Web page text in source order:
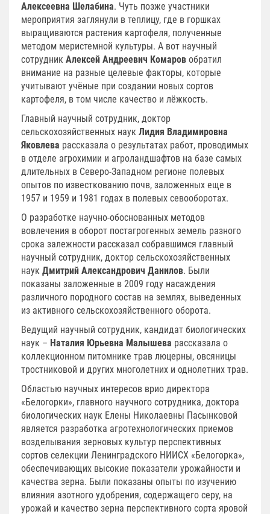
Алексеевна Шелабина. Чуть позже участники
мероприятия заглянули в теплицу, где в горшках
выращиваются растения картофеля, полученные
методом меристемной культуры. А вот научный
сотрудник Алексей Андреевич Комаров обратил
внимание на разные целевые факторы, которые
учитывают учёные при создании новых сортов
картофеля, в том числе качество и лёжкость.
Главный научный сотрудник, доктор
сельскохозяйственных наук Лидия Владимировна
Яковлева рассказала о результатах работ, проводимых
в отделе агрохимии и агроландшафтов на базе самых
длительных в Северо-Западном регионе полевых
опытов по известкованию почв, заложенных еще в
1957 и 1959 и 1981 годах в полевых севооборотах.
О разработке научно-обоснованных методов
вовлечения в оборот постагрогенных земель разного
срока залежности рассказал собравшимся главный
научный сотрудник, доктор сельскохозяйственных
наук Дмитрий Александрович Данилов. Были
показаны заложенные в 2009 году насаждения
различного породного состав на землях, выведенных
из активного сельскохозяйственного оборота.
Ведущий научный сотрудник, кандидат биологических
наук – Наталия Юрьевна Малышева рассказала о
коллекционном питомнике трав люцерны, овсяницы
тростниковой и других многолетних и однолетних трав.
Областью научных интересов врио директора
«Белогорки», главного научного сотрудника, доктора
биологических наук Елены Николаевны Пасынковой
является разработка агротехнологических приемов
возделывания зерновых культур перспективных
сортов селекции Ленинградского НИИСХ «Белогорка»,
обеспечивающих высокие показатели урожайности и
качества зерна. Были показаны опыты по изучению
влияния азотного удобрения, содержащего серу, на
урожай и качество зерна перспективного сорта яровой